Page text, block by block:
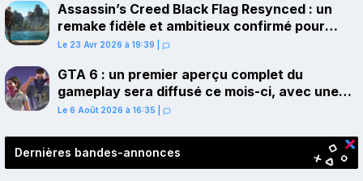
Assassin’s Creed Black Flag Resynced : un
remake fidèle et ambitieux confirmé pour
juillet sur PS5
Le 23 Avr 2026 à 19:39
GTA 6 : un premier aperçu complet du
gameplay sera diffusé ce mois-ci, avec une
avant-première sur Netflix
Le 6 Août 2026 à 16:35
Dernières bandes-annonces